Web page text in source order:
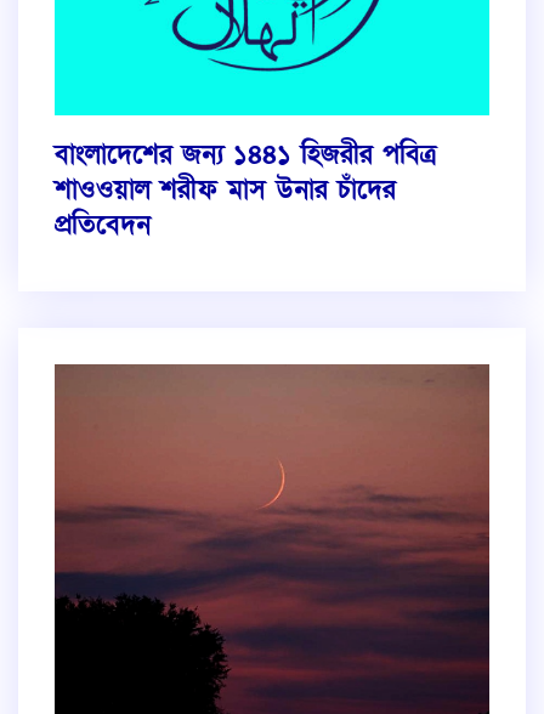
বাংলাদেশের জন্য ১৪৪১ হিজরীর পবিত্র
শাওওয়াল শরীফ মাস উনার চাঁদের
প্রতিবেদন